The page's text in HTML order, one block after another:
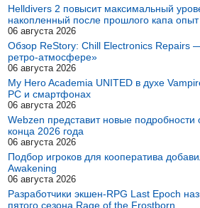
Helldivers 2 повысит максимальный
накопленный после прошлого капа
06 августа 2026
Обзор ReStory: Chill Electronics Repairs
ретро-атмосфере»
06 августа 2026
My Hero Academia UNITED в духе
PC и смартфонах
06 августа 2026
Webzen представит новые подробности
конца 2026 года
06 августа 2026
Подбор игроков для кооператива
Awakening
06 августа 2026
Разработчики экшен-RPG Last Epoch
пятого сезона Rage of the Frostborn